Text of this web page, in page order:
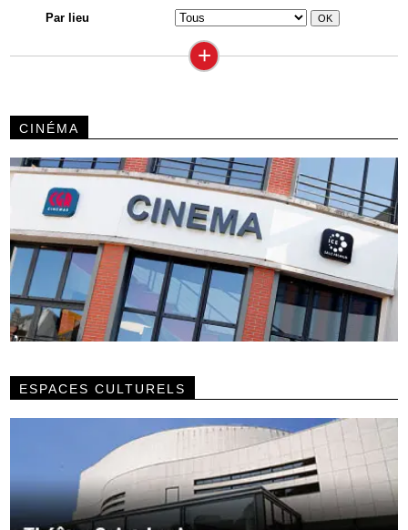
Par lieu
+
CINÉMA
ESPACES CULTURELS